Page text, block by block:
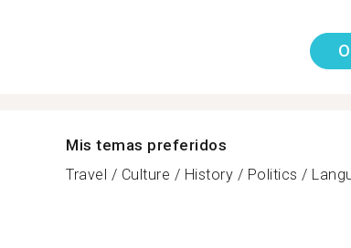
Mis temas preferidos
Travel / Culture / History / Politics /